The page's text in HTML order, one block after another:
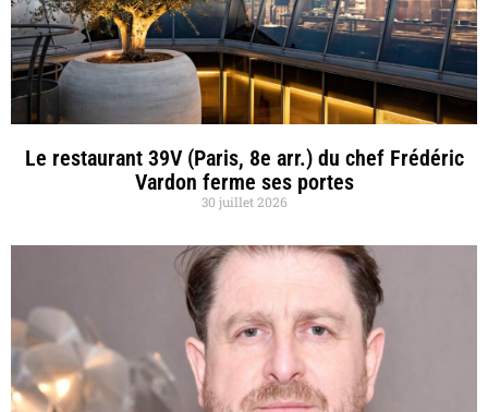
Le restaurant 39V (Paris, 8e arr.) du chef Frédéric
Vardon ferme ses portes
30 juillet 2026